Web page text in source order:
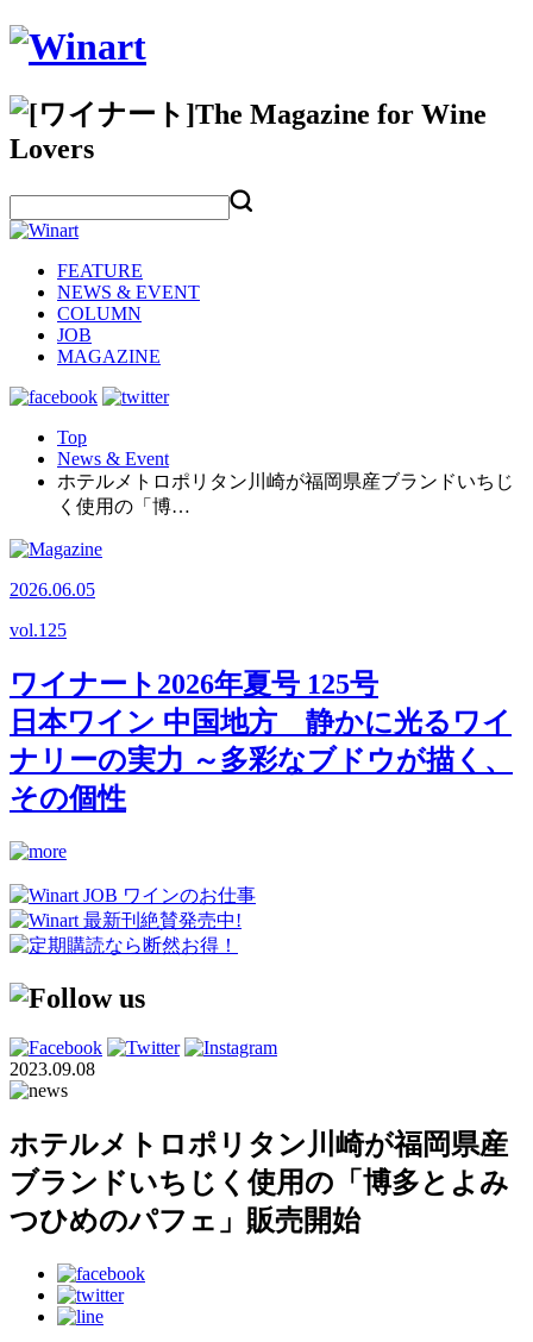
FEATURE
NEWS & EVENT
COLUMN
JOB
MAGAZINE
Top
News & Event
ホテルメトロポリタン川崎が福岡県産ブランドいちじ
く使用の「博…
2026.06.05
vol.125
ワイナート2026年夏号 125号
日本ワイン 中国地方 静かに光るワイ
ナリーの実力 ～多彩なブドウが描く、
その個性
2023.09.08
ホテルメトロポリタン川崎が福岡県産
ブランドいちじく使用の「博多とよみ
つひめのパフェ」販売開始